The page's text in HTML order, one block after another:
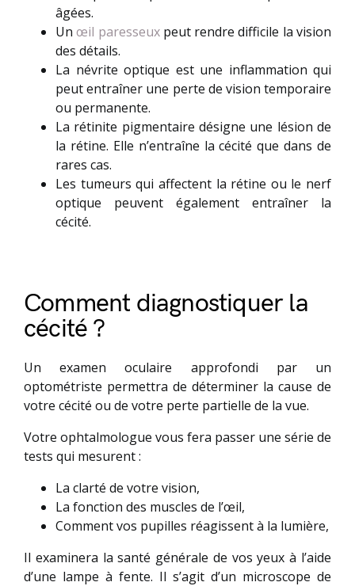
âgées.
Unœil paresseuxpeut rendre difficile la vision
des détails.
La névrite optique est une inflammation qui
peut entraîner une perte de vision temporaire
ou permanente.
La rétinite pigmentaire désigne une lésion de
la rétine. Elle n’entraîne la cécité que dans de
rares cas.
Les tumeurs qui affectent la rétine ou le nerf
optique peuvent également entraîner la
cécité.
Comment diagnostiquer la
cécité ?
Un examen oculaire approfondi par un
optométriste permettra de déterminer la cause de
votre cécité ou de votre perte partielle de la vue.
Votre ophtalmologue vous fera passer une série de
tests qui mesurent :
La clarté de votre vision,
La fonction des muscles de l’œil,
Comment vos pupilles réagissent à la lumière,
Il examinera la santé générale de vos yeux à l’aide
d’une lampe à fente. Il s’agit d’un microscope de